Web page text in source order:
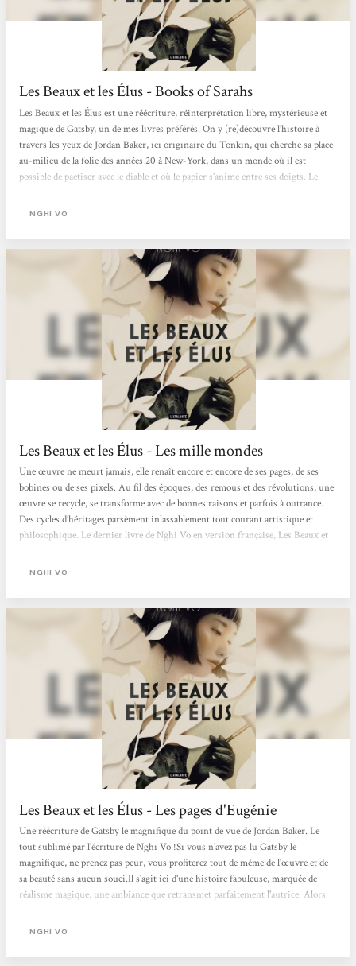
Les Beaux et les Élus - Books of Sarahs
Les Beaux et les Élus est une réécriture, réinterprétation libre, mystérieuse et
magique de Gatsby, un de mes livres préférés. On y (re)découvre l’histoire à
travers les yeux de Jordan Baker, ici originaire du Tonkin, qui cherche sa place
au-milieu de la folie des années 20 à New-York, dans un monde où il est
possible de pactiser avec le diable et où le papier s’anime entre ses doigts. Le
Daisy, et le mystérieux voisin, Jay Gatsby, dont les fêtes s’éternisent...
NGHI VO
Les Beaux et les Élus - Les mille mondes
Une œuvre ne meurt jamais, elle renaît encore et encore de ses pages, de ses
bobines ou de ses pixels. Au fil des époques, des remous et des révolutions, une
œuvre se recycle, se transforme avec de bonnes raisons et parfois à outrance.
Des cycles d’héritages parsèment inlassablement tout courant artistique et
philosophique. Le dernier livre de Nghi Vo en version française, Les Beaux et
réécriture du roman culte Gatsby le Magnifique écrit par Francis Scott
NGHI VO
Les Beaux et les Élus - Les pages d'Eugénie
Une réécriture de Gatsby le magnifique du point de vue de Jordan Baker. Le
tout sublimé par l'écriture de Nghi Vo !Si vous n'avez pas lu Gatsby le
magnifique, ne prenez pas peur, vous profiterez tout de même de l'œuvre et de
sa beauté sans aucun souci.Il s'agit ici d'une histoire fabuleuse, marquée de
réalisme magique, une ambiance que retransmet parfaitement l'autrice. Alors
limites du possible. C'est d'ailleurs l'une des choses apportées au roman de
NGHI VO